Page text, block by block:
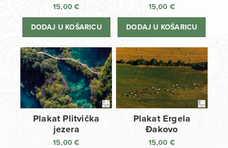
15,00€
DODAJ U KOŠARICU
15,00 €
DODAJ U KOŠARICU
Plakat Plitvička
jezera
15,00€
Plakat Ergela
Đakovo
15,00 €